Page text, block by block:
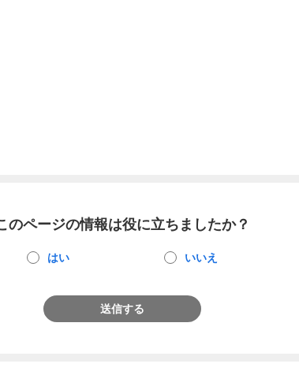
のページの情報は役に立ちましたか？
はい いいえ
送信する